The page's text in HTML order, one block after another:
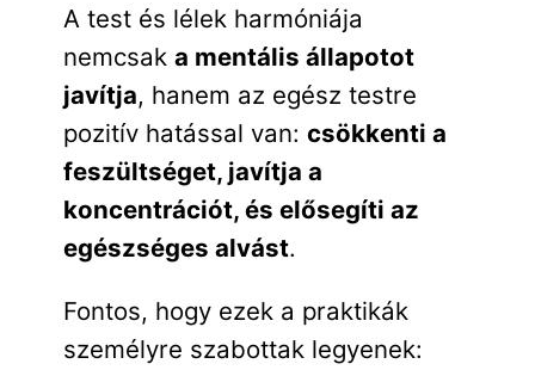
A test és lélek harmóniája
nemcsak a mentális állapotot
javítja, hanem az egész testre
pozitív hatással van: csökkenti a
feszültséget, javítja a
koncentrációt, és elősegíti az
egészséges alvást.
Fontos, hogy ezek a praktikák
személyre szabottak legyenek: